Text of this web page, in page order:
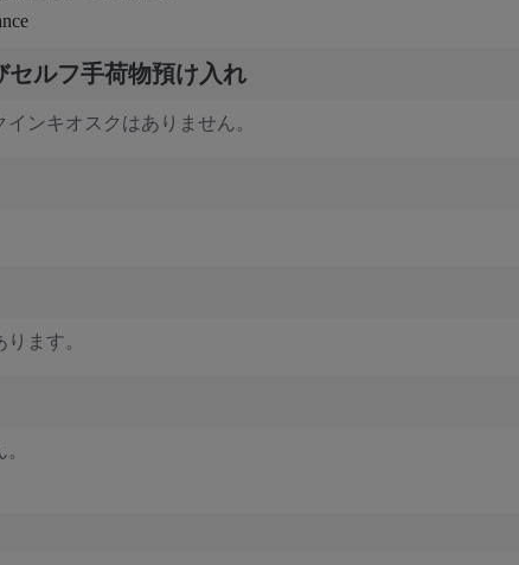
ルフ手荷物預け入れ
ンキオスクはありません。
ます。